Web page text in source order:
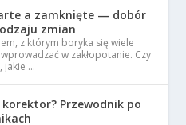
a zamknięte — dobór
zmian
z którym boryka się wiele
w zakłopotanie. Czy
jakie …
korektor? Przewodnik po